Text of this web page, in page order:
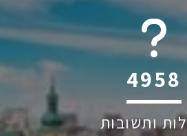
6041
ותשובות